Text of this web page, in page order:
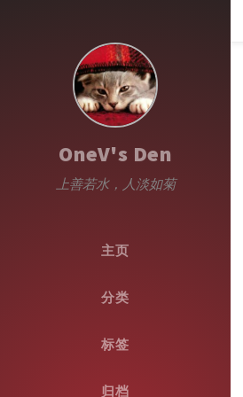
OneV's Den
上善若水，人淡如菊
主页
分类
标签
归档